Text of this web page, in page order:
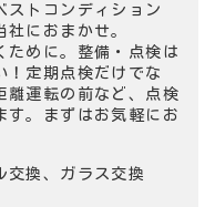
ストコンディション
におまかせ。
ために。整備・点検は
！定期点検だけでな
離運転の前など、点検
す。まずはお気軽にお
交換、ガラス交換